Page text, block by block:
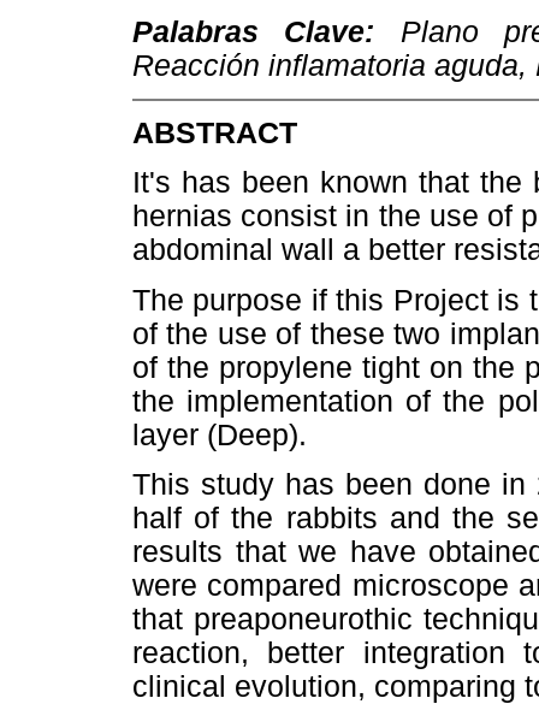
Palabras Clave: Plano
Reacción inflamatoria
ABSTRACT
It's has been known that the
hernias consist in the use of
abdominal wall a better
The purpose if this Project is
of the use of these two
of the propylene tight on the
the implementation of the
layer (Deep).
This study has been done
half of the rabbits and the
results that we have
were compared microscope
that preaponeurothic
reaction, better
clinical evolution, comparing